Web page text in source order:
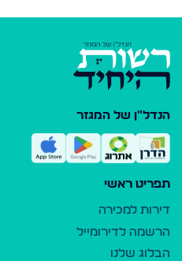
הנדל"ן של המגזר
תפריט ראשי
דירות למכירה
הרשמה לדירומייל
הבלוג שלנו